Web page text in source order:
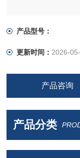
产品型号：
更新时间： 2026-
产品咨询
产品分类